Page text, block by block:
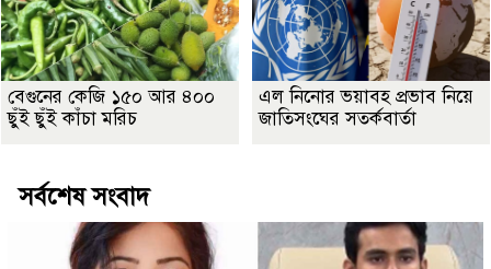
বেগুনের কেজি ১৫০ আর ৪০০
ছুঁই ছুঁই কাঁচা মরিচ
এল নিনোর ভয়াবহ প্রভাব নিয়ে
জাতিসংঘের সতর্কবার্তা
সর্বশেষ সংবাদ